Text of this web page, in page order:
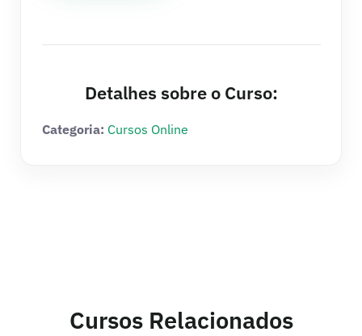
Detalhes sobre o Curso:
Categoria: Cursos Online
Cursos Relacionados